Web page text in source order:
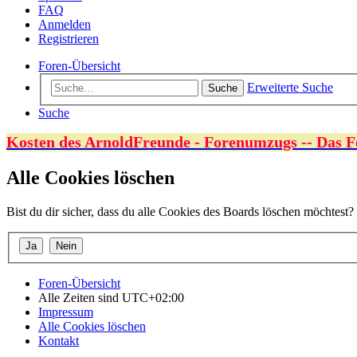
FAQ
Anmelden
Registrieren
Foren-Übersicht
Suche
Erweiterte Suche
Suche
Kosten des ArnoldFreunde - Forenumzugs -- Das
Alle Cookies löschen
Bist du dir sicher, dass du alle Cookies des Boards löschen möchtest?
Foren-Übersicht
Alle Zeiten sind UTC+02:00
Impressum
Alle Cookies löschen
Kontakt